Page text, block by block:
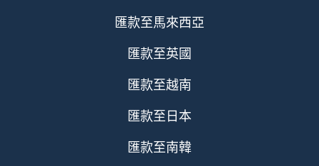
匯款至馬來西亞
匯款至英國
匯款至越南
匯款至日本
匯款至南韓